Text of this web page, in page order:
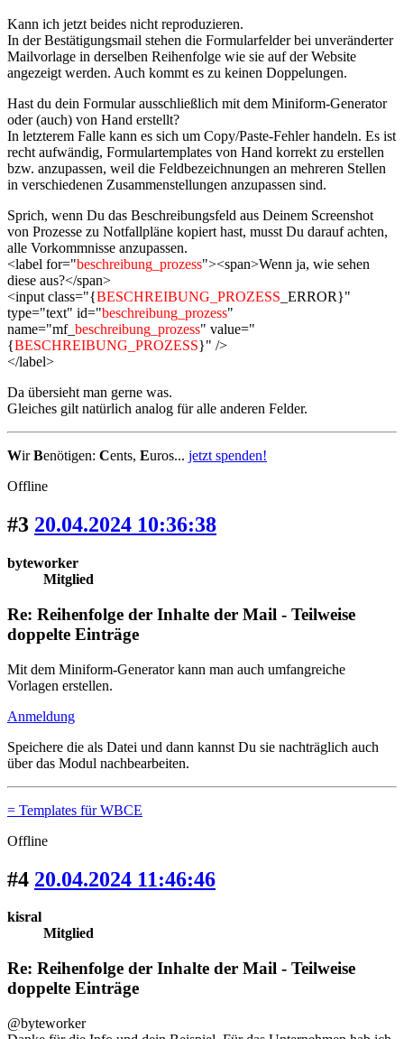
Kann ich jetzt beides nicht reproduzieren.
In der Bestätigungsmail stehen die Formularfelder bei unveränderter
Mailvorlage in derselben Reihenfolge wie sie auf der Website
angezeigt werden. Auch kommt es zu keinen Doppelungen.
Hast du dein Formular ausschließlich mit dem Miniform-Generator
oder (auch) von Hand erstellt?
In letzterem Falle kann es sich um Copy/Paste-Fehler handeln. Es ist
recht aufwändig, Formulartemplates von Hand korrekt zu erstellen
bzw. anzupassen, weil die Feldbezeichnungen an mehreren Stellen
in verschiedenen Zusammenstellungen anzupassen sind.
Sprich, wenn Du das Beschreibungsfeld aus Deinem Screenshot
von Prozesse zu Notfallpläne kopiert hast, musst Du darauf achten,
alle Vorkommnisse anzupassen.
<label for="beschreibung_prozess"><span>Wenn ja, wie sehen
diese aus?</span>
<input class="{BESCHREIBUNG_PROZESS _ERROR}"
type="text" id="beschreibung_prozess"
name="mf_ beschreibung_prozess" value="
{BESCHREIBUNG_PROZESS}" />
</label>
Da übersieht man gerne was.
Gleiches gilt natürlich analog für alle anderen Felder.
WirBenötigen: Cents, Euros... jetzt spenden!
Offline
#3 20.04.2024 10:36:38
byteworker
Mitglied
Re: Reihenfolge der Inhalte der Mail - Teilweise
doppelte Einträge
Mit dem Miniform-Generator kann man auch umfangreiche
Vorlagen erstellen.
Anmeldung
Speichere die als Datei und dann kannst Du sie nachträglich auch
über das Modul nachbearbeiten.
= Templates für WBCE
Offline
#4 20.04.2024 11:46:46
kisral
Mitglied
Re: Reihenfolge der Inhalte der Mail - Teilweise
doppelte Einträge
@byteworker